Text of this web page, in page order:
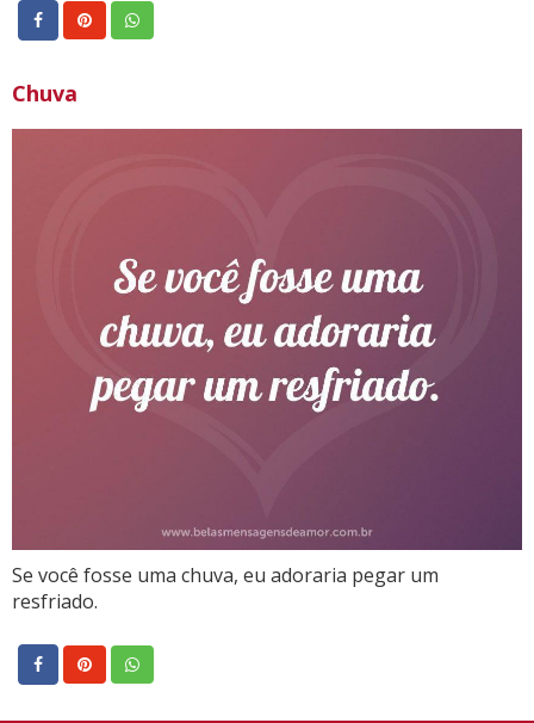
Chuva
Se você fosse uma chuva, eu adoraria pegar um
resfriado.